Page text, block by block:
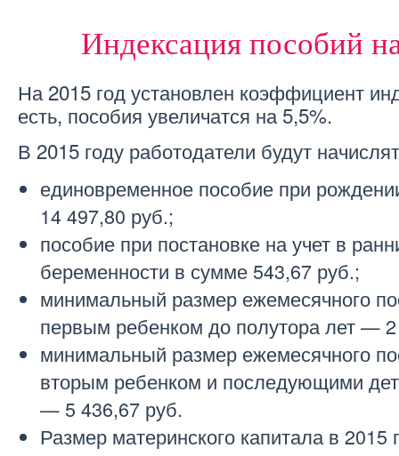
Индексация пособий
На 2015 год установлен коэффициент
есть, пособия увеличатся на 5,5%.
В 2015 году работодатели будут
единовременное пособие при
14 497,80 руб.;
пособие при постановке на учет в
беременности в сумме 543,67 руб.;
минимальный размер ежемесячного
первым ребенком до полутора лет —
минимальный размер ежемесячного
вторым ребенком и последующими
— 5 436,67 руб.
Размер материнского капитала в 2015